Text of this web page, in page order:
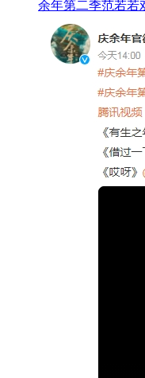
余年第二季范若若